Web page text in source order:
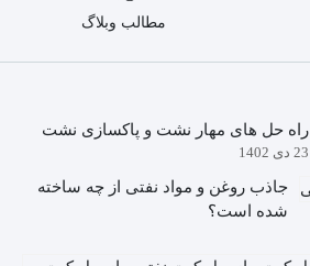
مطالب وبلاگ
راه حل های مهار نشت و پاکسازی نشت
23 دی 1402
جاذب روغن و مواد نفتی از چه ساخته
شده است؟